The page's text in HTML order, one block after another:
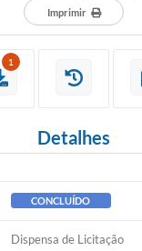
Imprimir
1
Detalhes
CONCLUÍDO
Dispensa de Licitação